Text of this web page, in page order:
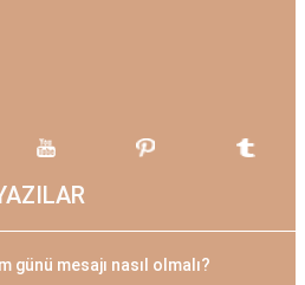
günü mesajı nasıl olmalı?